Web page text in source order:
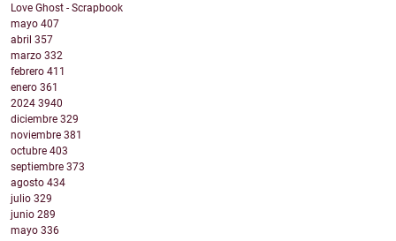
Love Ghost - Scrapbook
mayo 407
abril 357
marzo 332
febrero 411
enero 361
2024 3940
diciembre 329
noviembre 381
octubre 403
septiembre 373
agosto 434
julio 329
junio 289
mayo 336